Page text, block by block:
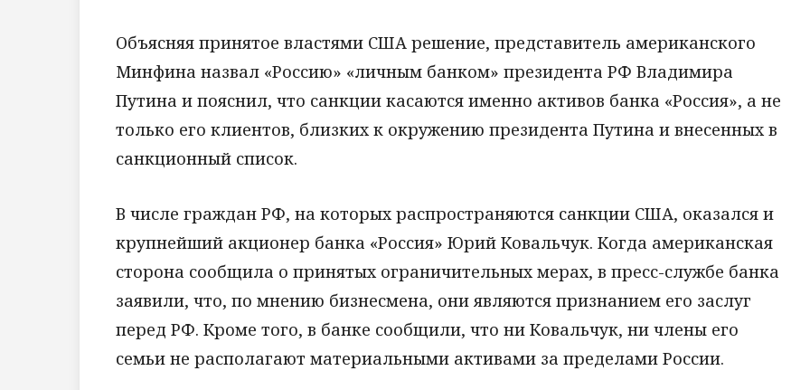
Объясняя принятое властями США решение, представитель американского
Минфина назвал «Россию» «личным банком» президента РФ Владимира
Путина и пояснил, что санкции касаются именно активов банка «Россия», а не
только его клиентов, близких к окружению президента Путина и внесенных в
санкционный список.
В числе граждан РФ, на которых распространяются санкции США, оказался и
крупнейший акционер банка «Россия» Юрий Ковальчук. Когда американская
сторона сообщила о принятых ограничительных мерах, в пресс-службе банка
заявили, что, по мнению бизнесмена, они являются признанием его заслуг
перед РФ. Кроме того, в банке сообщили, что ни Ковальчук, ни члены его
семьи не располагают материальными активами за пределами России.